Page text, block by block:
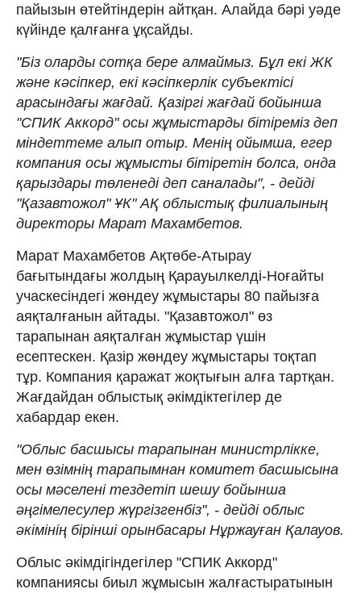
пайызын өтейтіндерін айтқан. Алайда бәрі уәде
күйінде қалғанға ұқсайды.
"Біз оларды сотқа бере алмаймыз. Бұл екі ЖК
және кәсіпкер, екі кәсіпкерлік субъектісі
арасындағы жағдай. Қазіргі жағдай бойынша
"СПИК Аккорд" осы жұмыстарды бітіреміз деп
міндеттеме алып отыр. Менің ойымша, егер
компания осы жұмысты бітіретін болса, онда
қарыздары төленеді деп саналады", - дейді
"Қазавтожол" ҰК" АҚ облыстық филиалының
директоры Марат Махамбетов.
Марат Махамбетов Ақтөбе-Атырау
бағытындағы жолдың Қарауылкелді-Ноғайты
учаскесіндегі жөндеу жұмыстары 80 пайызға
аяқталғанын айтады. "Қазавтожол" өз
тарапынан аяқталған жұмыстар үшін
есептескен. Қазір жөндеу жұмыстары тоқтап
тұр. Компания қаражат жоқтығын алға тартқан.
Жағдайдан облыстық әкімдіктегілер де
хабардар екен.
"Облыс басшысы тарапынан министрлікке,
мен өзімнің тарапымнан комитет басшысына
осы мәселені тездетіп шешу бойынша
әңгімелесулер жүргізгенбіз", - дейді облыс
әкімінің бірінші орынбасары Нұржауған Қалауов.
Облыс әкімдігіндегілер "СПИК Аккорд"
компаниясы биыл жұмысын жалғастыратынын